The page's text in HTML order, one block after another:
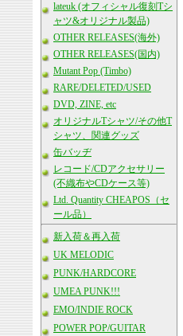
lateuk (オフィシャル復刻Tシ
ャツ&オリジナル製品)
OTHER RELEASES(海外)
OTHER RELEASES(国内)
Mutant Pop (Timbo)
RARE/DELETED/USED
DVD, ZINE, etc
オリジナルTシャツ/その他T
シャツ、関連グッズ
缶バッヂ
レコード/CDアクセサリー
(不織布やCDケース等)
Ltd. Quantity CHEAPOS（セ
ール品）
新入荷＆再入荷
UK MELODIC
PUNK/HARDCORE
UMEA PUNK!!!
EMO/INDIE ROCK
POWER POP/GUITAR